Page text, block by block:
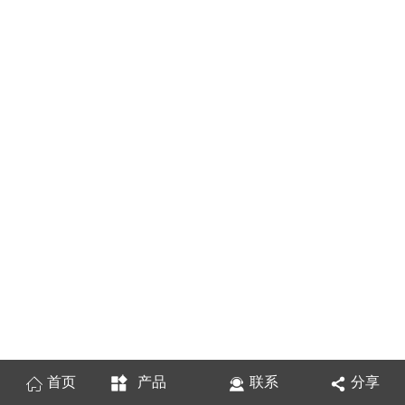
首页 产品 联系 分享